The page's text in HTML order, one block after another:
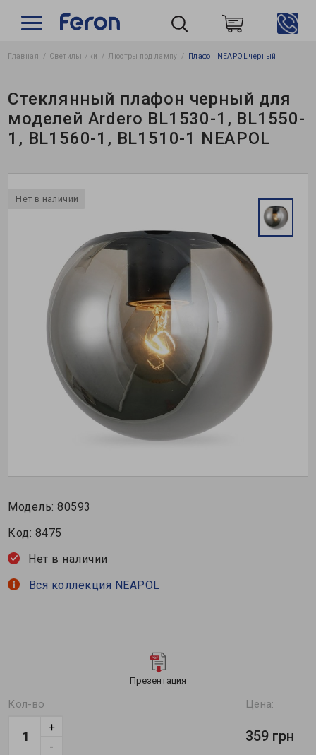
Пошук
Главная Светильники Люстры под лампу Плафон NEAPOL черный
Стеклянный плафон черный для
моделей Ardero BL1530-1, BL1550-
1, BL1560-1, BL1510-1 NEAPOL
Нет в наличии
Модель:80593
Код: 8475
Нет в наличии
Вся коллекция NEAPOL
Презентация
Кол-во
-
+
Цена:
359 грн